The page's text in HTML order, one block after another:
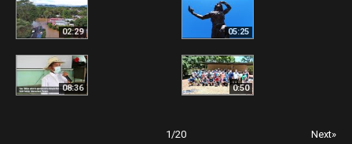
02:29 05:25
08:36 0:50
1 /20 Next»